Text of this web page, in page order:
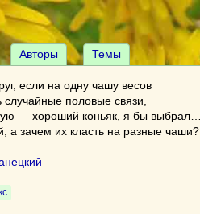
Авторы Темы
если на одну чашу весов
случайные половые связи,
— хороший коньяк, я бы выбрал…
а зачем их класть на разные чаши?